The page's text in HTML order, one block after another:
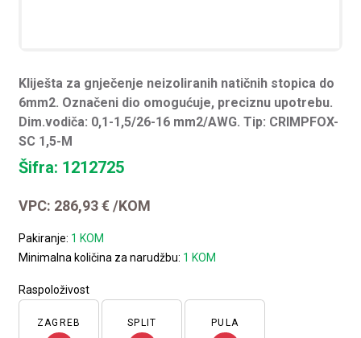
Kliješta za gnječenje neizoliranih natičnih stopica do
6mm2. Označeni dio omogućuje, preciznu upotrebu.
Dim.vodiča: 0,1-1,5/26-16 mm2/AWG. Tip: CRIMPFOX-
SC 1,5-M
Šifra: 1212725
VPC: 286,93€ /KOM
Pakiranje: 1 KOM
Minimalna količina za narudžbu: 1 KOM
Raspoloživost
ZAGREB SPLIT PULA